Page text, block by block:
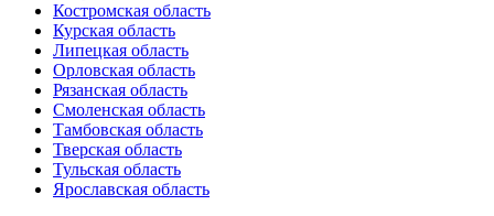
Костромская область
Курская область
Липецкая область
Орловская область
Рязанская область
Смоленская область
Тамбовская область
Тверская область
Тульская область
Ярославская область